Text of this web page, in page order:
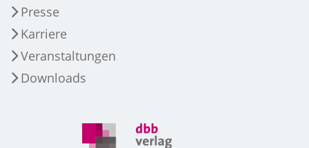
Presse
Karriere
Veranstaltungen
Downloads